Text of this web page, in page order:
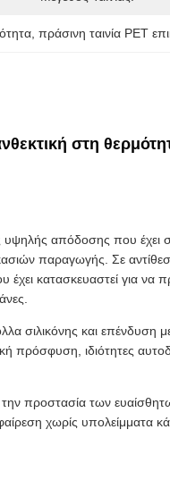
, πράσινη ταινία PET
στη
υψηλής απόδοσης που έχει
παραγωγής. Σε
έχει κατασκευαστεί για να
σιλικόνης και επένδυση
πρόσφυση, ιδιότητες
την προστασία των
χωρίς υπολείμματα